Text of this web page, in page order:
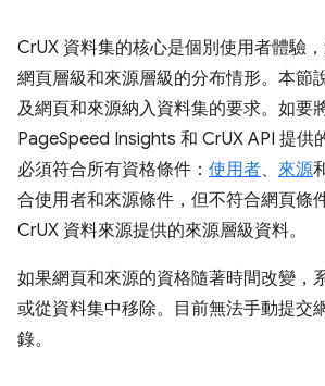
CrUX 資料集的核心是個別使用者體驗
網頁層級和來源層級的分布情形。本節
及網頁和來源納入資料集的要求。如要
PageSpeed Insights 和 CrUX API 提供
必須符合所有資格條件： 使用者、 來源
合使用者和來源條件，但不符合網頁條
CrUX 資料來源提供的來源層級資料。
如果網頁和來源的資格隨著時間改變，
或從資料集中移除。目前無法手動提交
錄。